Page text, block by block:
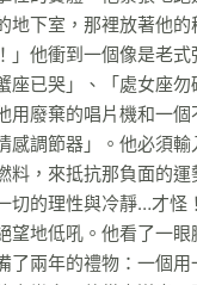
地下室，那裡放著他
」他衝到一個像是老式
座已哭」、「處女座勿
用廢棄的唱片機和一
感調節器」。他必須
料，來抵抗那負面的
切的理性與冷靜…才怪
望地低吼。他看了一
了兩年的禮物：一個